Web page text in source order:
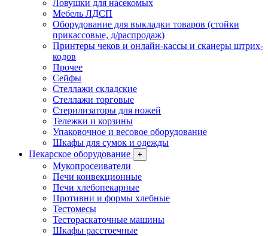
Ловушки для насекомых
Мебель ЛДСП
Оборудование для выкладки товаров (стойки
прикассовые, д/распродаж)
Принтеры чеков и онлайн-кассы и сканеры штрих-
кодов
Прочее
Сейфы
Стеллажи складские
Стеллажи торговые
Стерилизаторы для ножей
Тележки и корзины
Упаковочное и весовое оборудование
Шкафы для сумок и одежды
Пекарское оборудование
+
Мукопросеиватели
Печи конвекционные
Печи хлебопекарные
Противни и формы хлебные
Тестомесы
Тестораскаточные машины
Шкафы расстоечные